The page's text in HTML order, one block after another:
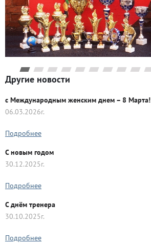
Другие новости
с Международным женским днем – 8 Марта!
06.03.2026г.
Подробнее
C новым годом
30.12.2025г.
Подробнее
С днём тренера
30.10.2025г.
Подробнее